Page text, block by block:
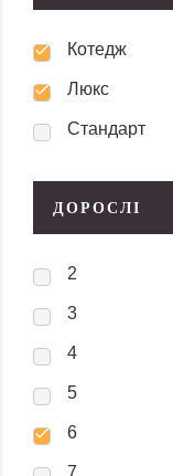
Котедж
Люкс
Стандарт
ДОРОСЛІ
2
3
4
5
6